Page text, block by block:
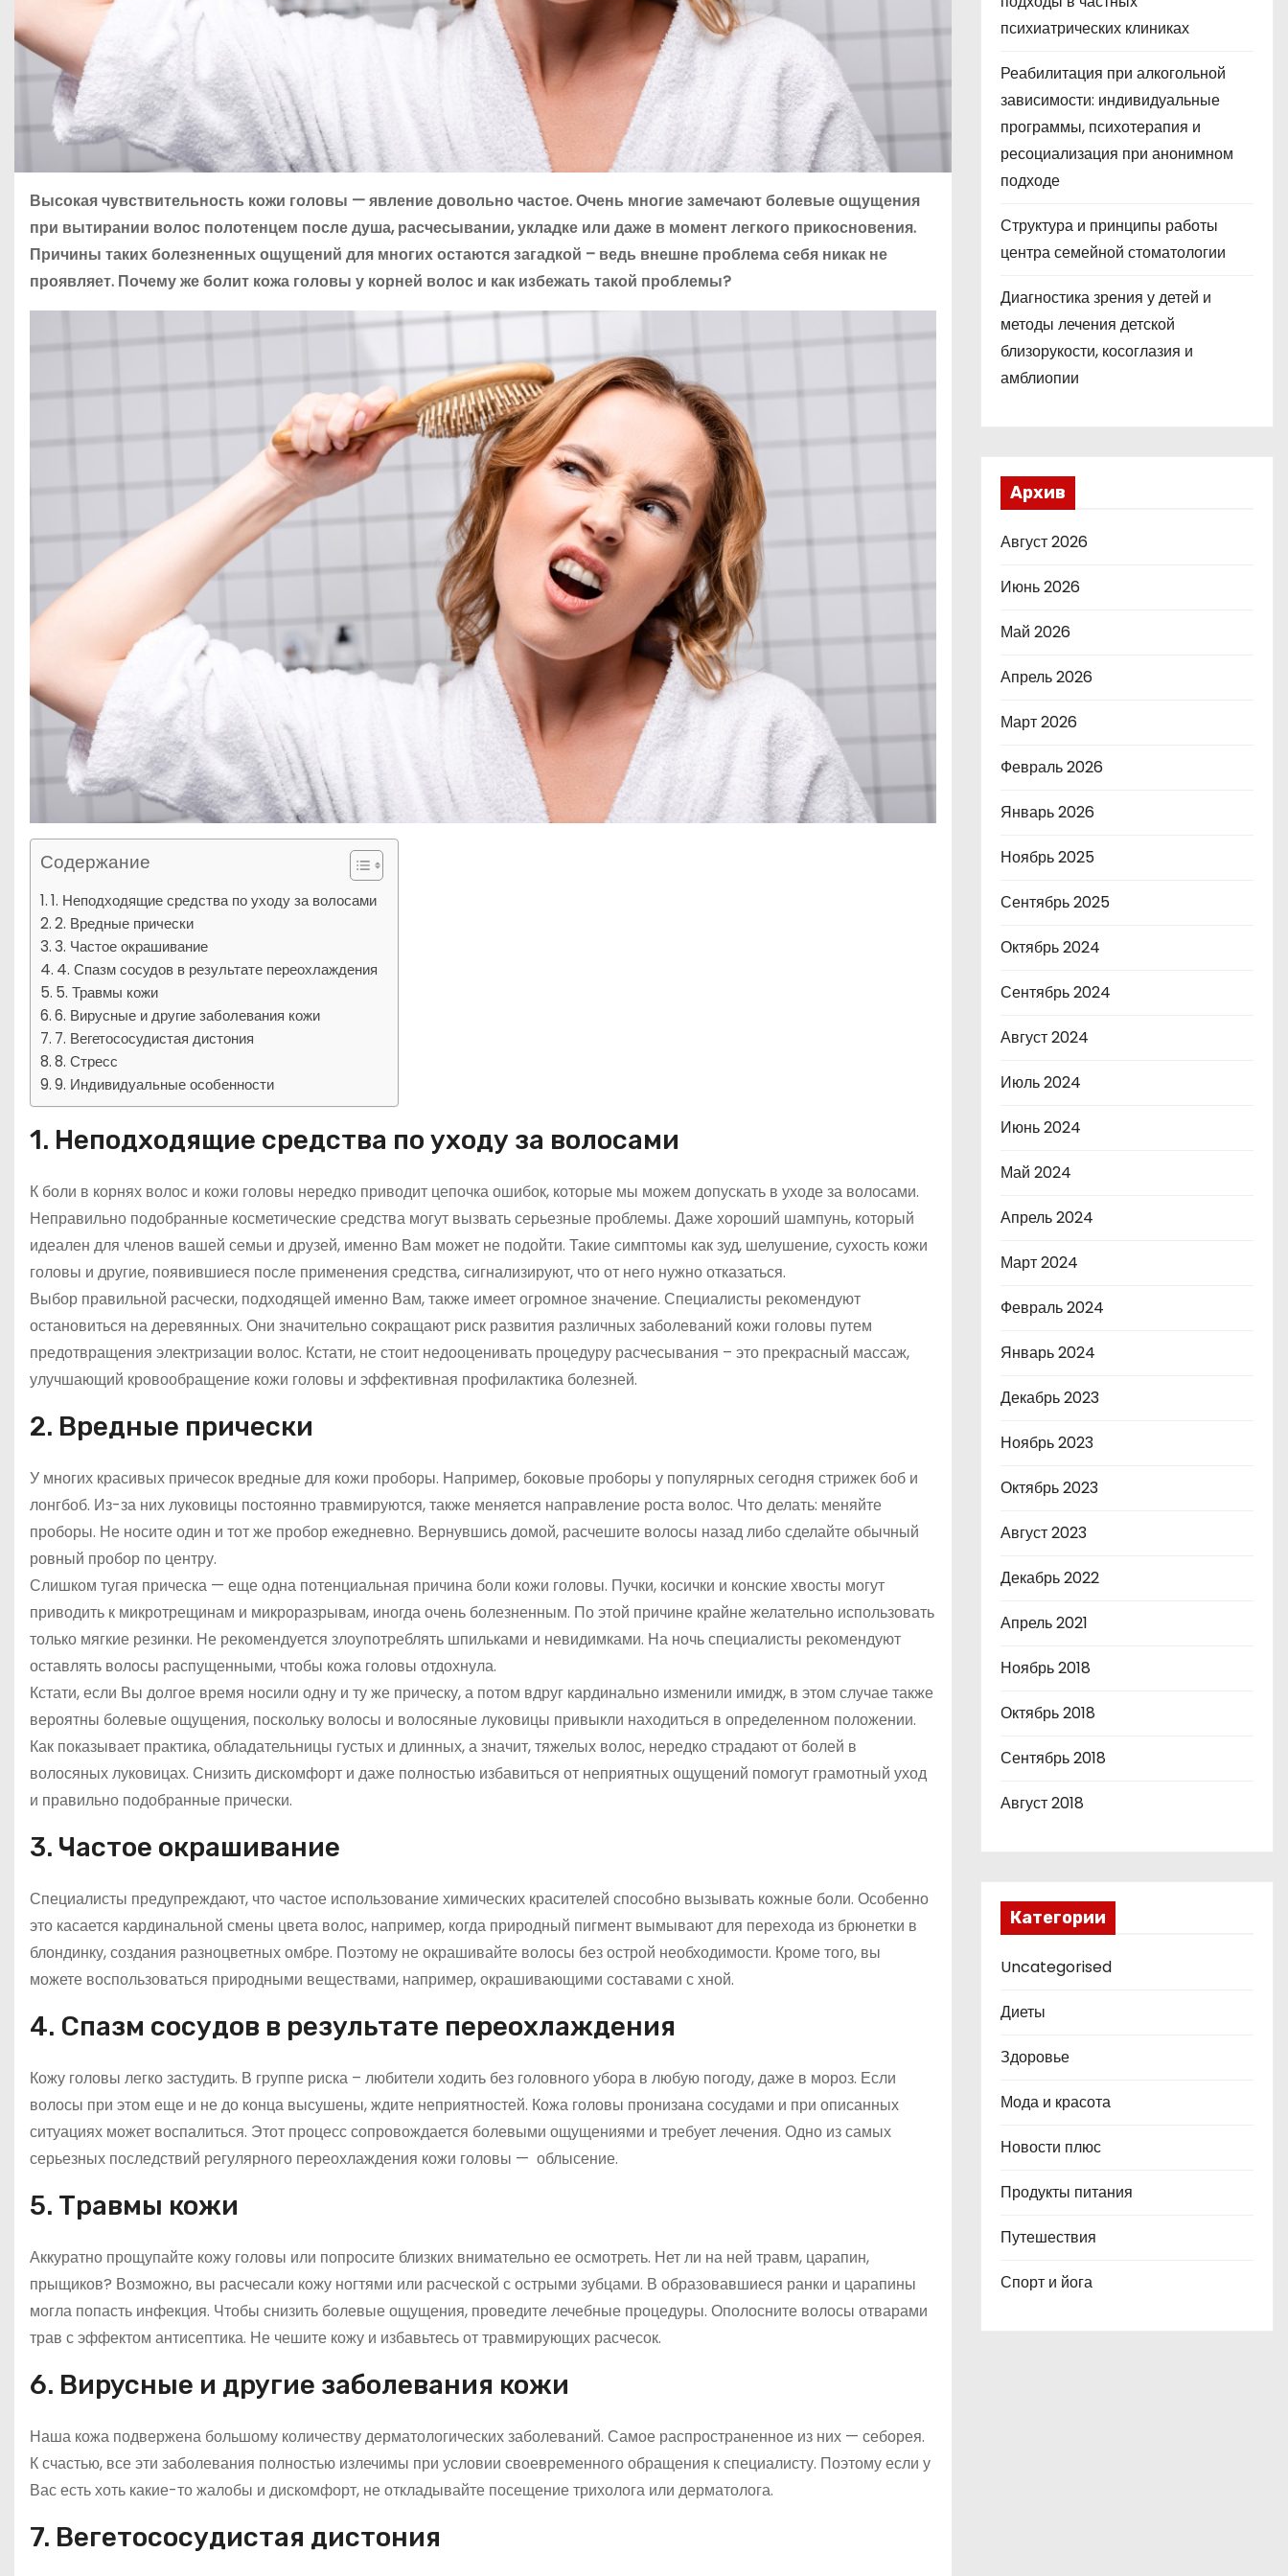
Высокая чувствительность кожи головы — явление довольно частое. Очень многие замечают болевые ощущения
при вытирании волос полотенцем после душа, расчесывании, укладке или даже в момент легкого прикосновения.
Причины таких болезненных ощущений для многих остаются загадкой – ведь внешне проблема себя никак не
проявляет. Почему же болит кожа головы у корней волос и как избежать такой проблемы?
Содержание
1. Неподходящие средства по уходу за волосами
2. Вредные прически
3. Частое окрашивание
4. Спазм сосудов в результате переохлаждения
5. Травмы кожи
6. Вирусные и другие заболевания кожи
7. Вегетососудистая дистония
8. Стресс
9. Индивидуальные особенности
1. Неподходящие средства по уходу за волосами
К боли в корнях волос и кожи головы нередко приводит цепочка ошибок, которые мы можем допускать в уходе за волосами.
Неправильно подобранные косметические средства могут вызвать серьезные проблемы. Даже хороший шампунь, который
идеален для членов вашей семьи и друзей, именно Вам может не подойти. Такие симптомы как зуд, шелушение, сухость кожи
головы и другие, появившиеся после применения средства, сигнализируют, что от него нужно отказаться.
Выбор правильной расчески, подходящей именно Вам, также имеет огромное значение. Специалисты рекомендуют
остановиться на деревянных. Они значительно сокращают риск развития различных заболеваний кожи головы путем
предотвращения электризации волос. Кстати, не стоит недооценивать процедуру расчесывания – это прекрасный массаж,
улучшающий кровообращение кожи головы и эффективная профилактика болезней.
2. Вредные прически
У многих красивых причесок вредные для кожи проборы. Например, боковые проборы у популярных сегодня стрижек боб и
лонгбоб. Из-за них луковицы постоянно травмируются, также меняется направление роста волос. Что делать: меняйте
проборы. Не носите один и тот же пробор ежедневно. Вернувшись домой, расчешите волосы назад либо сделайте обычный
ровный пробор по центру.
Слишком тугая прическа — еще одна потенциальная причина боли кожи головы. Пучки, косички и конские хвосты могут
приводить к микротрещинам и микроразрывам, иногда очень болезненным. По этой причине крайне желательно использовать
только мягкие резинки. Не рекомендуется злоупотреблять шпильками и невидимками. На ночь специалисты рекомендуют
оставлять волосы распущенными, чтобы кожа головы отдохнула.
Кстати, если Вы долгое время носили одну и ту же прическу, а потом вдруг кардинально изменили имидж, в этом случае также
вероятны болевые ощущения, поскольку волосы и волосяные луковицы привыкли находиться в определенном положении.
Как показывает практика, обладательницы густых и длинных, а значит, тяжелых волос, нередко страдают от болей в
волосяных луковицах. Снизить дискомфорт и даже полностью избавиться от неприятных ощущений помогут грамотный уход
и правильно подобранные прически.
3. Частое окрашивание
Специалисты предупреждают, что частое использование химических красителей способно вызывать кожные боли. Особенно
это касается кардинальной смены цвета волос, например, когда природный пигмент вымывают для перехода из брюнетки в
блондинку, создания разноцветных омбре. Поэтому не окрашивайте волосы без острой необходимости. Кроме того, вы
можете воспользоваться природными веществами, например, окрашивающими составами с хной.
4. Спазм сосудов в результате переохлаждения
Кожу головы легко застудить. В группе риска – любители ходить без головного убора в любую погоду, даже в мороз. Если
волосы при этом еще и не до конца высушены, ждите неприятностей. Кожа головы пронизана сосудами и при описанных
ситуациях может воспалиться. Этот процесс сопровождается болевыми ощущениями и требует лечения. Одно из самых
серьезных последствий регулярного переохлаждения кожи головы — облысение.
5. Травмы кожи
Аккуратно прощупайте кожу головы или попросите близких внимательно ее осмотреть. Нет ли на ней травм, царапин,
прыщиков? Возможно, вы расчесали кожу ногтями или расческой с острыми зубцами. В образовавшиеся ранки и царапины
могла попасть инфекция. Чтобы снизить болевые ощущения, проведите лечебные процедуры. Ополосните волосы отварами
трав с эффектом антисептика. Не чешите кожу и избавьтесь от травмирующих расчесок.
6. Вирусные и другие заболевания кожи
Наша кожа подвержена большому количеству дерматологических заболеваний. Самое распространенное из них — себорея.
К счастью, все эти заболевания полностью излечимы при условии своевременного обращения к специалисту. Поэтому если у
Вас есть хоть какие-то жалобы и дискомфорт, не откладывайте посещение трихолога или дерматолога.
7. Вегетососудистая дистония
психиатрических клиниках
Реабилитация при алкогольной
зависимости: индивидуальные
программы, психотерапия и
ресоциализация при анонимном
подходе
Структура и принципы работы
центра семейной стоматологии
Диагностика зрения у детей и
методы лечения детской
близорукости, косоглазия и
амблиопии
Архив
Август 2026
Июнь 2026
Май 2026
Апрель 2026
Март 2026
Февраль 2026
Январь 2026
Ноябрь 2025
Сентябрь 2025
Октябрь 2024
Сентябрь 2024
Август 2024
Июль 2024
Июнь 2024
Май 2024
Апрель 2024
Март 2024
Февраль 2024
Январь 2024
Декабрь 2023
Ноябрь 2023
Октябрь 2023
Август 2023
Декабрь 2022
Апрель 2021
Ноябрь 2018
Октябрь 2018
Сентябрь 2018
Август 2018
Категории
Uncategorised
Диеты
Здоровье
Мода и красота
Новости плюс
Продукты питания
Путешествия
Спорт и йога